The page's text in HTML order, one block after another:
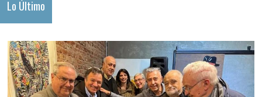
Lo Último